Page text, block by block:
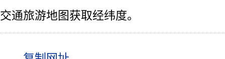
交通旅游地图获取经纬度。